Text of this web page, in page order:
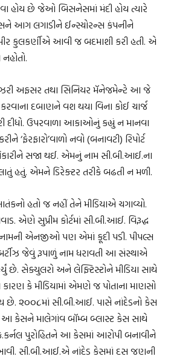
હોય છે જેઓ બિસનેસમાં મંદી હોય ત્યારે
આગ લગાડીને ઈન્સ્યોરન્સ કંપનીને
કુલકર્ણીએ આવી જ બદમાશી કરી હતી. એ
અફસર તથા સિનિયર મૅનેજમેન્ટે આ જે
કરવાના દબાણને વશ થયા વિના કોઈ ચાર્જ
દીધો. ઉપરવાળા આકાઓનું કહ્યું ન માનવા
‘ફેરફારો’વાળો નવો (બનાવટી) રિપોર્ટ
સજા થઈ. એમનું નામ સી.બી.આઈ.ના
હતું. એમને ડિરેક્ટર તરીકે બઢતી ન મળી.
હતો જ નહીં તેને મીડિયાએ ચગાવ્યો.
એણે સુપ્રીમ કોર્ટમાં સી.બી.આઈ. વિરૂદ્ધ
એનજીઓ પણ એમાં કૂદી પડી. પીપલ્સ
જેવું રૂપાળું નામ ધરાવતી આ સંસ્થાએ
છે. સેક્યુલરો અને લેફ્ટિસ્ટોને મીડિયા સાથે
કારણ કે મીડિયામાં એમણે જ પોતાના માણસો
છે. ૨૦૦૮માં સી.બી.આઈ. પાસે નાંદેડનો કેસ
કેસને માલેગાંવ બૉમ્બ બ્લાસ્ટ કેસ સાથે
પુરોહિતને આ કેસમાં આરોપી બનાવીને
સી.બી.આઈ.એ નાંદેડ કેસમાં દસ જણની